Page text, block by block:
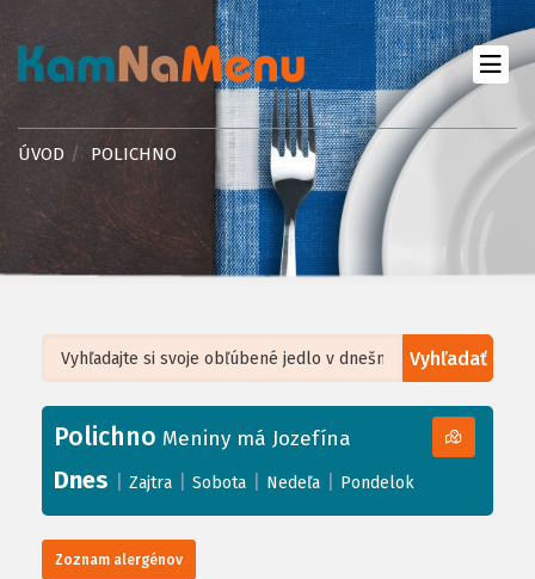
ÚVOD POLICHNO
Vyhľadať
+
−
Leaflet| ©OpenStreetMap, Tiles courtesy ofHumanitarian OpenStreetMap
Polichno Meniny má Jozefína
Dnes Zajtra Sobota Nedeľa Pondelok
Zoznam alergénov